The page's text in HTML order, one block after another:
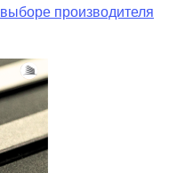
выборе производителя